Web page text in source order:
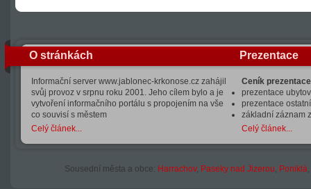
O stránkách
Informační server www.jablonec-krkonose.cz zahájil
svůj provoz v srpnu roku 2001. Jeho cílem bylo a je
vytvoření informačního portálu s propojením na vše
co souvisí s městem
Celý článek...
Prezentace
Ceník
prezentace
prezentace
základní záznam
Celý článek...
Sousední města a obce: Harrachov, Paseky nad Jizerou, Poniklá,